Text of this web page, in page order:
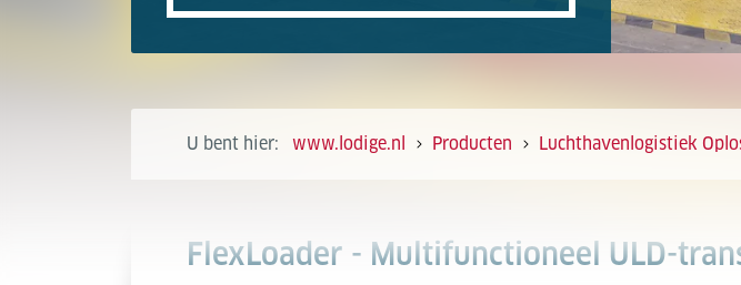
U bent hier: www.lodige.nl Producten Luchthavenlogistiek
FlexLoader - Multifunctioneel ULD-